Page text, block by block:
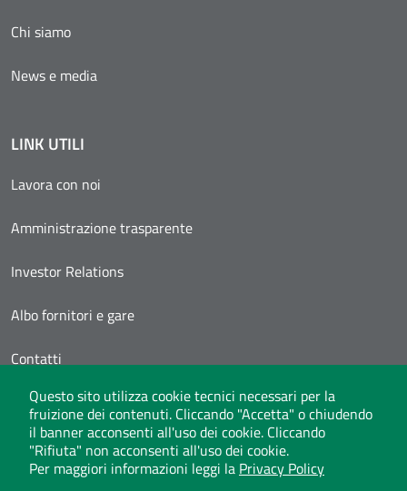
Questo sito utilizza cookie tecnici necessari per la
fruizione dei contenuti. Cliccando "Accetta" o chiudendo
il banner acconsenti all'uso dei cookie. Cliccando
"Rifiuta" non acconsenti all'uso dei cookie.
Per maggiori informazioni leggi la Privacy Policy
Chi siamo
News e media
LINK UTILI
Lavora con noi
Amministrazione trasparente
Investor Relations
Albo fornitori e gare
Contatti
Area Personale